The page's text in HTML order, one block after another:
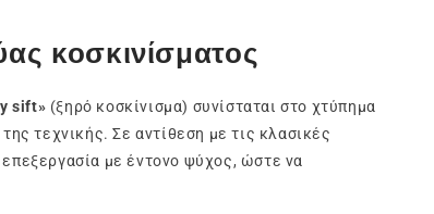
κοσκινίσματος
sift» (ξηρό κοσκίνισμα) συνίσταται στο χτύπημα
τεχνικής. Σε αντίθεση με τις κλασικές
με έντονο ψύχος, ώστε να